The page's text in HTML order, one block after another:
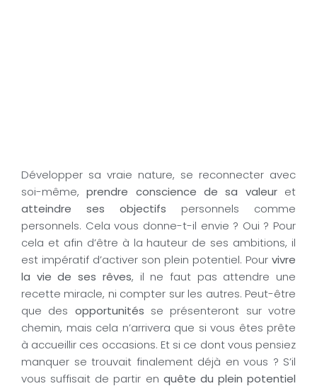
Développer sa vraie nature, se reconnecter avec
soi-même,prendre conscience de sa valeuret
atteindre ses objectifs personnels comme
personnels. Cela vous donne-t-il envie ? Oui ? Pour
cela et afin d’être à la hauteur de ses ambitions, il
est impératif d’activer son plein potentiel. Pour vivre
la vie de ses rêves, il ne faut pas attendre une
recette miracle, ni compter sur les autres. Peut-être
que des opportunités se présenteront sur votre
chemin, mais cela n’arrivera que si vous êtes prête
à accueillir ces occasions. Et si ce dont vous pensiez
manquer se trouvait finalement déjà en vous ? S’il
vous suffisait de partir en quête du plein potentiel